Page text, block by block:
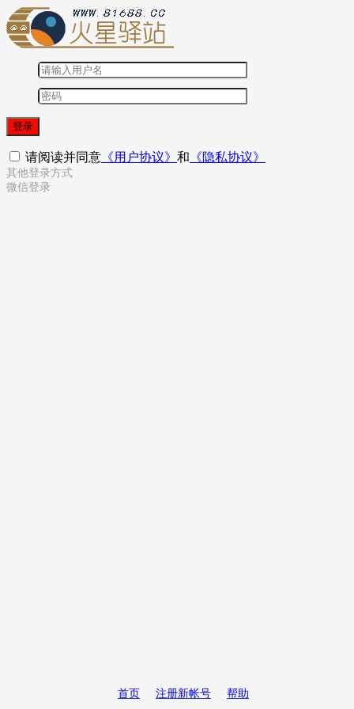
登录
请阅读并同意 《用户协议》 和 《隐私协议》
其他登录方式
微信登录
首页 注册新帐号 帮助